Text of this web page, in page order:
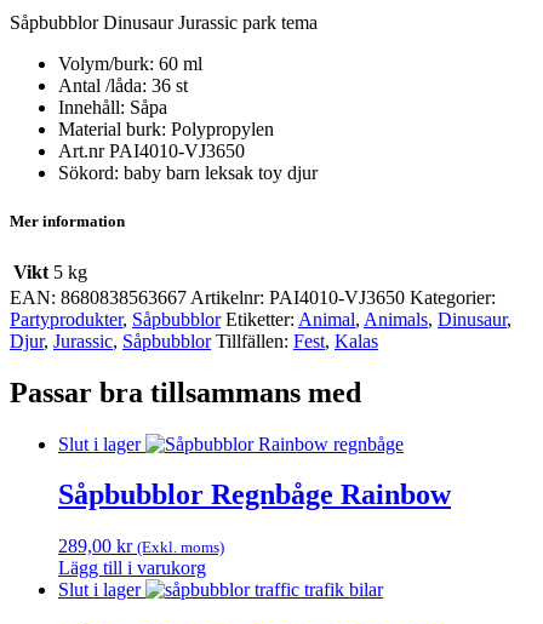
Såpbubblor Dinusaur Jurassic park tema
Volym/burk: 60 ml
Antal /låda: 36 st
Innehåll: Såpa
Material burk: Polypropylen
Art.nr PAI4010-VJ3650
Sökord: baby barn leksak toy djur
Mer information
Vikt 5 kg
EAN: 8680838563667 Artikelnr: PAI4010-VJ3650 Kategorier:
Party­­produkter, Såpbubblor Etiketter: Animal, Animals, Dinusaur,
Djur, Jurassic, Såpbubblor Tillfällen: Fest, Kalas
Passar bra tillsammans med
Slut i lager
Såpbubblor Regnbåge Rainbow
289,00 kr (Exkl. moms)
Lägg till i varukorg
Slut i lager